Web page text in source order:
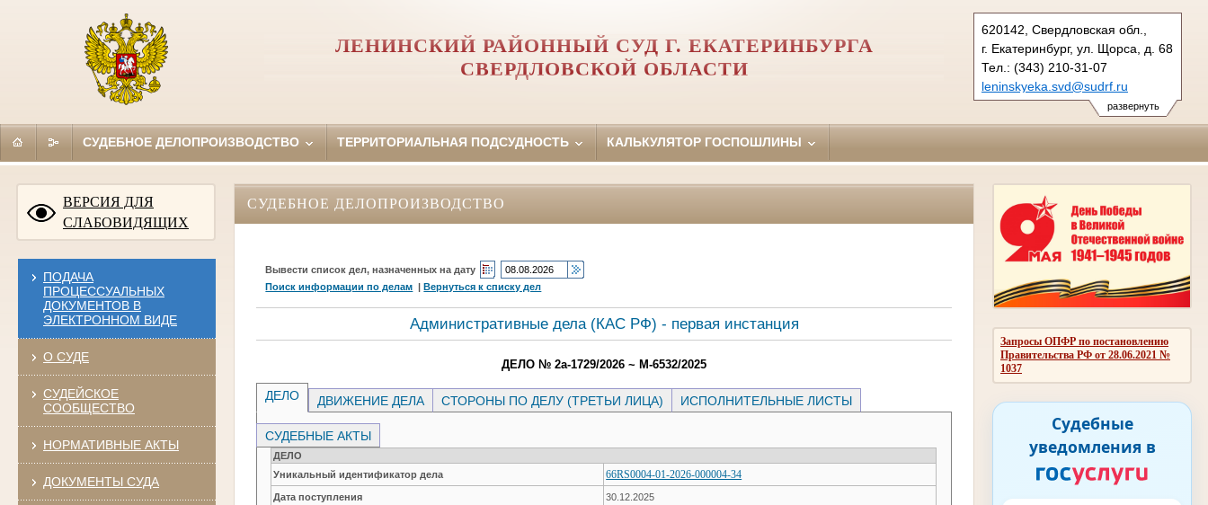
развернуть
620142, Свердловская обл.,
г. Екатеринбург, ул. Щорса, д. 68
Тел.: (343) 210-31-07
leninskyeka.svd@sudrf.ru
ЛЕНИНСКИЙ РАЙОННЫЙ СУД Г. ЕКАТЕРИНБУРГА
СВЕРДЛОВСКОЙ ОБЛАСТИ
СУДЕБНОЕ ДЕЛОПРОИЗВОДСТВО ТЕРРИТОРИАЛЬНАЯ ПОДСУДНОСТЬ КАЛЬКУЛЯТОР ГОСПОШЛИНЫ
ВЕРСИЯ ДЛЯ
СЛАБОВИДЯЩИХ
ПОДАЧА
ПРОЦЕССУАЛЬНЫХ
ДОКУМЕНТОВ В
ЭЛЕКТРОННОМ ВИДЕ
О СУДЕ
СУДЕЙСКОЕ
СООБЩЕСТВО
НОРМАТИВНЫЕ АКТЫ
ДОКУМЕНТЫ СУДА
Запросы ОПФР по постановлению
Правительства РФ от 28.06.2021 №
1037
Судебные
уведомления в
СУДЕБНОЕ ДЕЛОПРОИЗВОДСТВО
Вывести список дел, назначенных на дату
Поиск информации по делам |Вернуться к списку дел
Административные дела (КАC РФ) - первая инстанция
ДЕЛО № 2а-1729/2026 ~ М-6532/2025
ДЕЛО ДВИЖЕНИЕ ДЕЛА СТОРОНЫ ПО ДЕЛУ (ТРЕТЬИ ЛИЦА) ИСПОЛНИТЕЛЬНЫЕ ЛИСТЫ
СУДЕБНЫЕ АКТЫ
ДЕЛО
Уникальный идентификатор дела
66RS0004-01-2026-000004-34
Дата поступления 30.12.2025